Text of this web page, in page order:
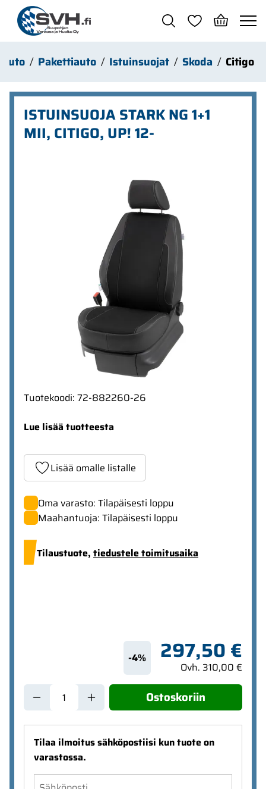
Siirry pääsisältöön
Auto Pakettiauto Istuinsuojat Skoda Citigo
ISTUINSUOJA STARK NG 1+1
MII, CITIGO, UP! 12-
Tuotekoodi: 72-882260-26
Lue lisää tuotteesta
Lisää omalle listalle
Oma varasto: Tilapäisesti loppu
Maahantuoja: Tilapäisesti loppu
Tilaustuote, tiedustele toimitusaika
-4% 297,50 €
Ovh. 310,00 €
Ostoskoriin
Tilaa ilmoitus sähköpostiisi kun tuote on
varastossa.